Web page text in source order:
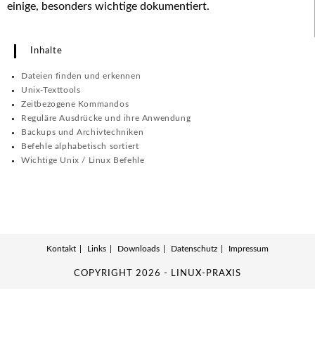
einige, besonders wichtige dokumentiert.
Inhalte
Dateien finden und erkennen
Unix-Texttools
Zeitbezogene Kommandos
Reguläre Ausdrücke und ihre Anwendung
Backups und Archivtechniken
Befehle alphabetisch sortiert
Wichtige Unix / Linux Befehle
Kontakt Links Downloads Datenschutz Impressum
COPYRIGHT 2026 - LINUX-PRAXIS